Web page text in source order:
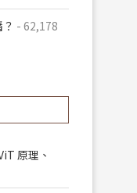
- 62,178
原理、